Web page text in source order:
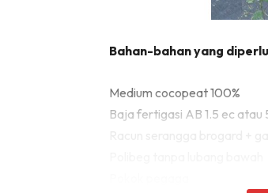
Bahan-bahan yang
Medium cocopeat 100%
Baja fertigasi AB 1.5 ec